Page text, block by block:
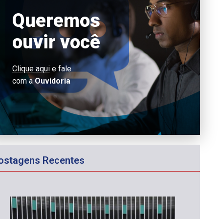
Queremos
ouvir você
Clique aquie fale
com aOuvidoria
Recentes